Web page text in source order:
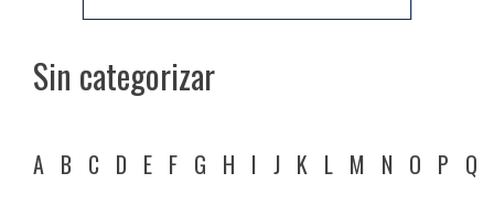
Sin categorizar
A B C D E F G H I J K L M N O P Q